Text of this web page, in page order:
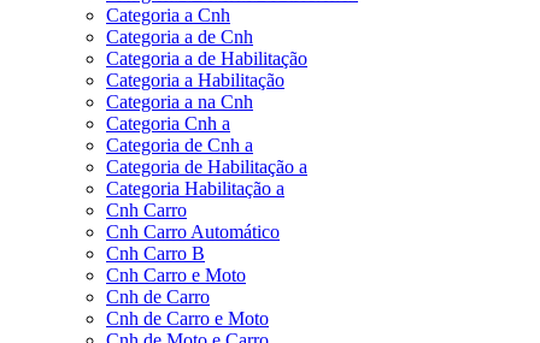
Categoria a Cnh
Categoria a de Cnh
Categoria a de Habilitação
Categoria a Habilitação
Categoria a na Cnh
Categoria Cnh a
Categoria de Cnh a
Categoria de Habilitação a
Categoria Habilitação a
Cnh Carro
Cnh Carro Automático
Cnh Carro B
Cnh Carro e Moto
Cnh de Carro
Cnh de Carro e Moto